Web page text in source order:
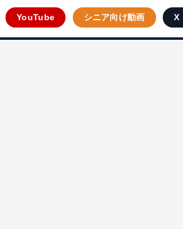
YouTube シニア向け動画 X